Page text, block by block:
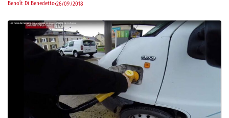
Benoît Di Benedetto 26/09/2018